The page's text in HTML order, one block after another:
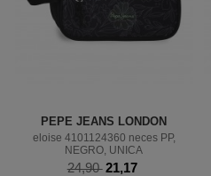
PEPE JEANS LONDON
eloise 4101124360 neces PP,
NEGRO, UNICA
24,90 21,17